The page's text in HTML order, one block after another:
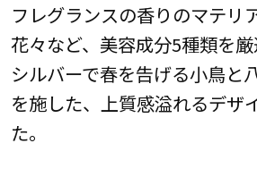
フレグランスの香りのマテリ
花々など、美容成分5種類を厳
シルバーで春を告げる小鳥と
を施した、上質感溢れるデザ
た。